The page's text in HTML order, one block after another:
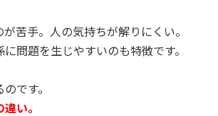
苦手。人の気持ちが解りにくい。
問題を生じやすいのも特徴です。
です。
い。